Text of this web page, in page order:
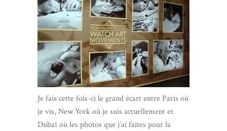
Je fais cette fois-ci le grand écart entre Paris où
je vis, New York où je suis actuellement et
Dubaï où les photos que j’ai faites pour la